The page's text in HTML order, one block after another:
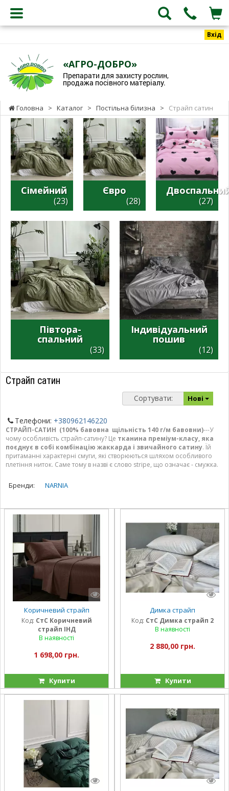
Вхід
«АГРО-ДОБРО»
Препарати для захисту рослин,
продажа посівного матеріалу.
Головна > Каталог > Постільна білизна > Страйп сатин
Сімейний
(23)
Євро
(28) (27)
Півтора-
спальний
(33)
Індивідуальний
пошив
(12)
Страйп сатин
Сортувати: Нові
Телефони: +380962146220
СТРАЙП-САТИН (100% бавовна щільність 140 г/м бавовни)---У
чому особливість страйп-сатину? Це тканина преміум-класу, яка
поєднує в собі комбінацію жаккарда і звичайного сатину. Їй
притаманні характерні смуги, які створюються шляхом особливого
плетіння ниток. Саме тому в назві є слово stripe, що означає - смужка.
Бренди: NARNIA
Коричневий страйп
Код: СтС Коричневий
страйп ІНД
В наявності
1 698,00 грн.
Купити
Димка страйп
Код: СтС Димка страйп 2
В наявності
2 880,00 грн.
Купити